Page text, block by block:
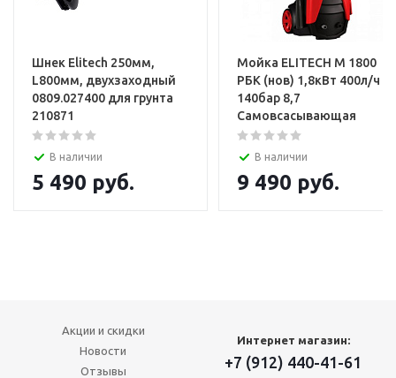
Шнек Elitech 250мм,
L800мм, двухзаходный
0809.027400 для грунта
210871
В наличии
5 490 руб.
Мойка ELITECH М 1800
РБК (нов) 1,8кВт 400л/ч
140бар 8,7
Самовсасывающая
В наличии
9 490 руб.
Акции и скидки
Новости
Отзывы
Интернет магазин:
+7 (912) 440-41-61